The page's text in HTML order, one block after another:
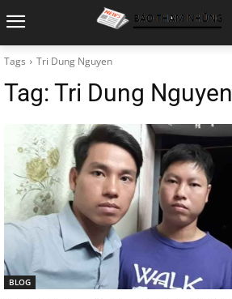
Tags Tri Dung Nguyen
Tag: Tri Dung Nguyen
BLOG